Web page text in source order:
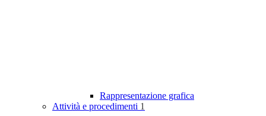
Rappresentazione grafica
Attività e procedimenti 1